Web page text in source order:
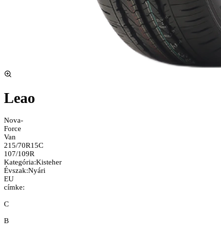
Leao
Nova-
Force
Van
215/70R15C
107/109R
Kategória:Kisteher
Évszak:Nyári
EU
címke:
C
B